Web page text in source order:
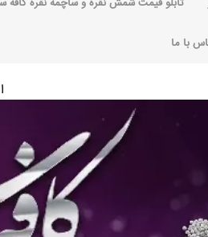
تابلو قیمت شمش نقره و ساچمه نقره کافه
با ما